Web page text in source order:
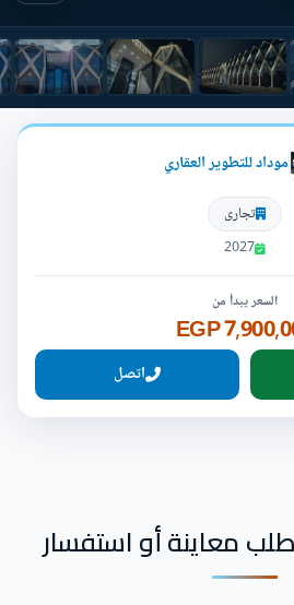
موداد للتطوير العقاري
تجارى
2027
السعر يبدأ من
7,900,000
اتصل
معاينة أو استفسار